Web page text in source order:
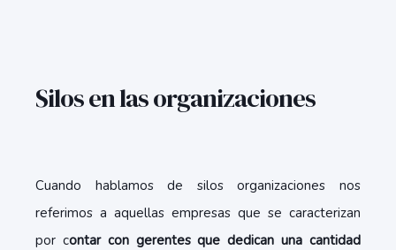
Silos en las organizaciones
Cuando hablamos de silos organizaciones nos
referimos a aquellas empresas que se caracterizan
por contar con gerentes que dedican una cantidad